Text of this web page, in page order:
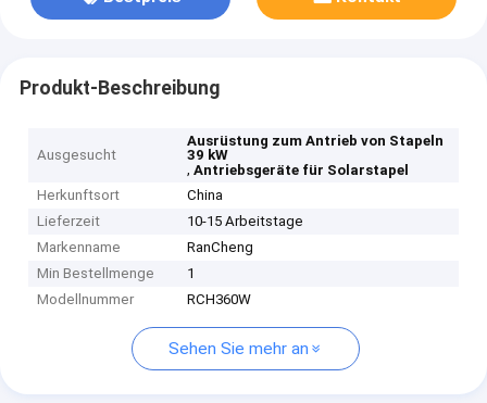
Produkt-Beschreibung
Ausgesucht
Ausrüstung zum Antrieb von Stapeln
39 kW
,Antriebsgeräte für Solarstapel
Herkunftsort
China
Lieferzeit
10-15 Arbeitstage
Markenname
RanCheng
Min Bestellmenge
1
Modellnummer
RCH360W
Sehen Sie mehr an